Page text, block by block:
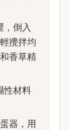
，倒入
輕攪拌均
香草精
性材料
器，用